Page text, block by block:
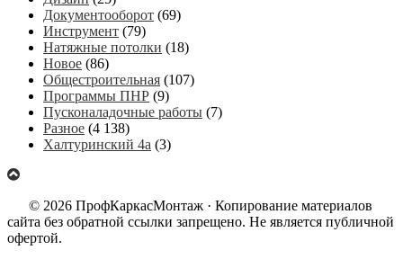
Документооборот (69)
Инструмент (79)
Натяжные потолки (18)
Новое (86)
Общестроительная (107)
Программы ПНР (9)
Пусконаладочные работы (7)
Разное (4 138)
Халтуринский 4а (3)
© 2026 ПрофКаркасМонтаж · Копирование материалов
сайта без обратной ссылки запрещено. Не является публичной
офертой.